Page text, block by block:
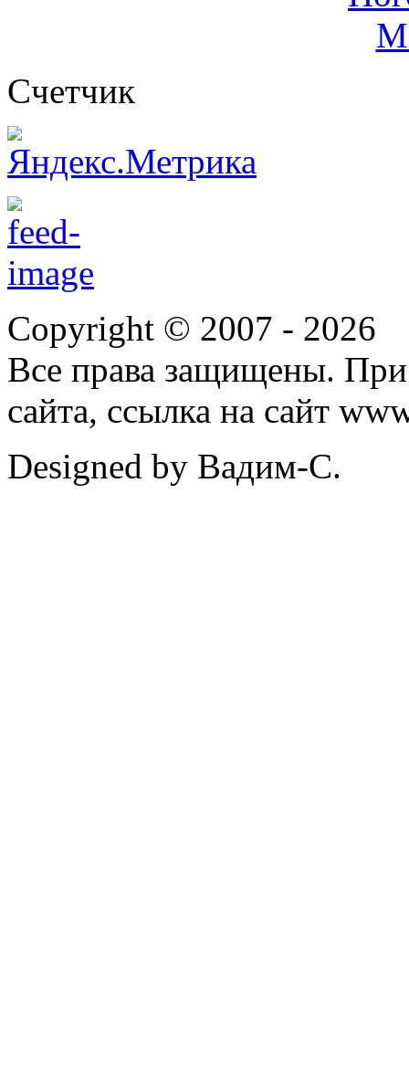
Cчетчик
Copyright © 2007 - 2026
Все права защищены. При
сайта, ссылка на сайт
Designed by Вадим-С.